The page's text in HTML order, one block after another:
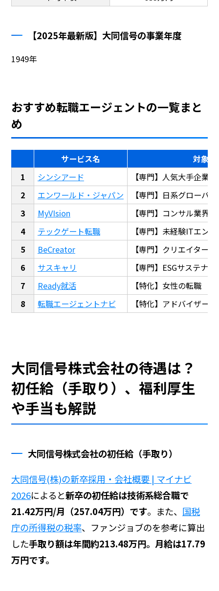
【2025年最新版】大同信号の事業年度
1949年
おすすめ転職エージェントの一覧まと
め
サービス名
対象
シンシアード
【専門】人気大手企業
エンワールド・ジャパン
【専門】日系グローバ
MyVIsion
【専門】コンサル業界
テックゲート転職
【専門】未経験ITエン
BeCreator
【専門】クリエイター
サスキャリ
【専門】ESGサステナ
Ready就活
【特化】女性の転職
転職エージェントナビ
【特化】アドバイザー
大同信号株式会社の待遇は？
初任給（手取り）、福利厚生
や手当も解説
大同信号株式会社の初任給（手取り）
大同信号(株)の新卒採用・会社概要 | マイナビ
2026によると新卒の初任給は技術系総合職で
21.42万円/月（257.04万円）です。また、 国税
庁の所得税の税率、ファンジョブのを参考に算出
した手取り額は年間約213.48万円。月給は17.79
万円です。